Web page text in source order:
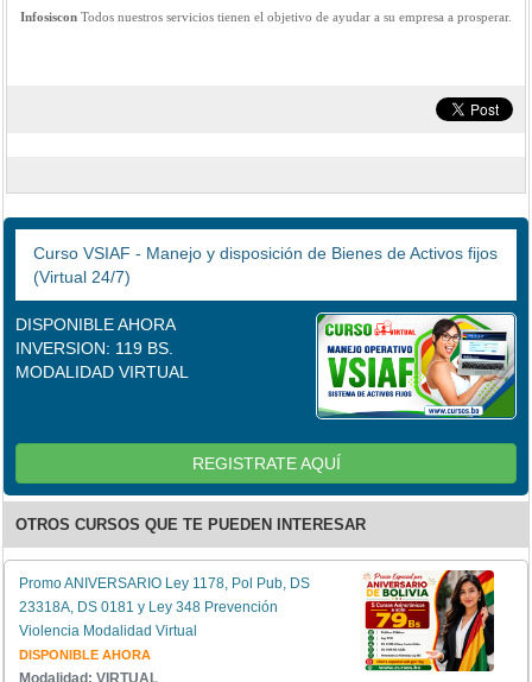
Infosiscon Todos nuestros servicios tienen el objetivo de ayudar a su empresa a prosperar.
Curso VSIAF - Manejo y disposición de Bienes de Activos fijos
(Virtual 24/7)
DISPONIBLE AHORA
INVERSION: 119 BS.
MODALIDAD VIRTUAL
REGISTRATE AQUÍ
OTROS CURSOS QUE TE PUEDEN INTERESAR
Promo ANIVERSARIO Ley 1178, Pol Pub, DS
23318A, DS 0181 y Ley 348 Prevención
Violencia Modalidad Virtual
DISPONIBLE AHORA